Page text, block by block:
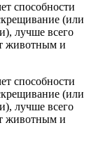
способности
(или
лучше всего
животным и
способности
(или
лучше всего
животным и